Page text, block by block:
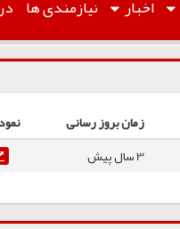
اخبار نیازمندی ها
زمان بروز رسانی
3 سال پیش